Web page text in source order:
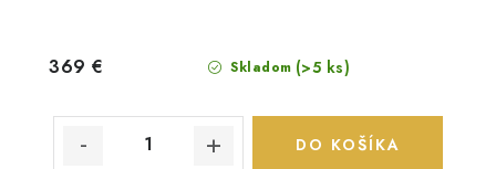
Skladom (>5 ks)
369 €
DO KOŠÍKA